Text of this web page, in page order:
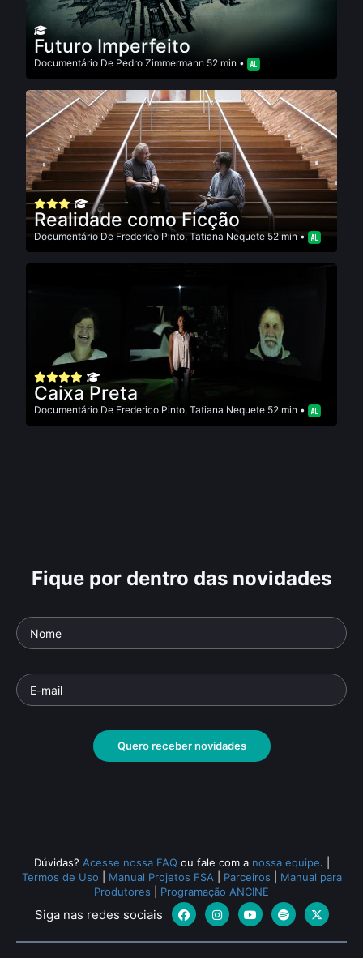
Futuro Imperfeito
Documentário De Pedro Zimmermann 52 min •
Realidade como Ficção
Documentário De Frederico Pinto,Tatiana Nequete52 min •
Caixa Preta
Documentário De Frederico Pinto, Tatiana Nequete 52 min •
Fique por dentro das novidades
Quero receber novidades
Dúvidas? Acesse nossa FAQ ou fale com a nossa equipe.
Termos de Uso
Manual Projetos FSA Parceiros
Manual para
Produtores
Programação ANCINE
Siga nas redes sociais